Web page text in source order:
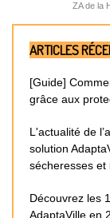
ZA de la
ARTICLES
[Guide]
grâce aux
L'actualité de
solution
sécheresses et
Découvrez les
AdaptaVille en